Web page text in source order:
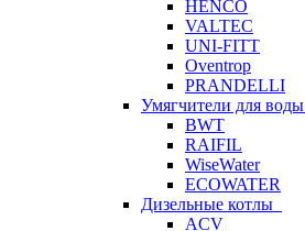
HENCO
VALTEC
UNI-FITT
Oventrop
PRANDELLI
Умягчители для воды
BWT
RAIFIL
WiseWater
ECOWATER
Дизельные котлы
ACV